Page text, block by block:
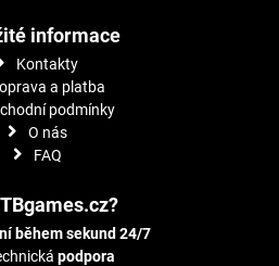
informace
Kontakty
a platba
podmínky
O nás
FAQ
během sekund 24/7
podpora